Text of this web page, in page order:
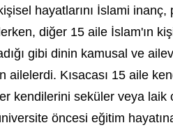
hayatlarını İslami inanç,
diğer 15 aile İslam'ın
gibi dinin kamusal ve
ailelerdi. Kısacası 15 aile
kendilerini seküler veya laik
öncesi eğitim